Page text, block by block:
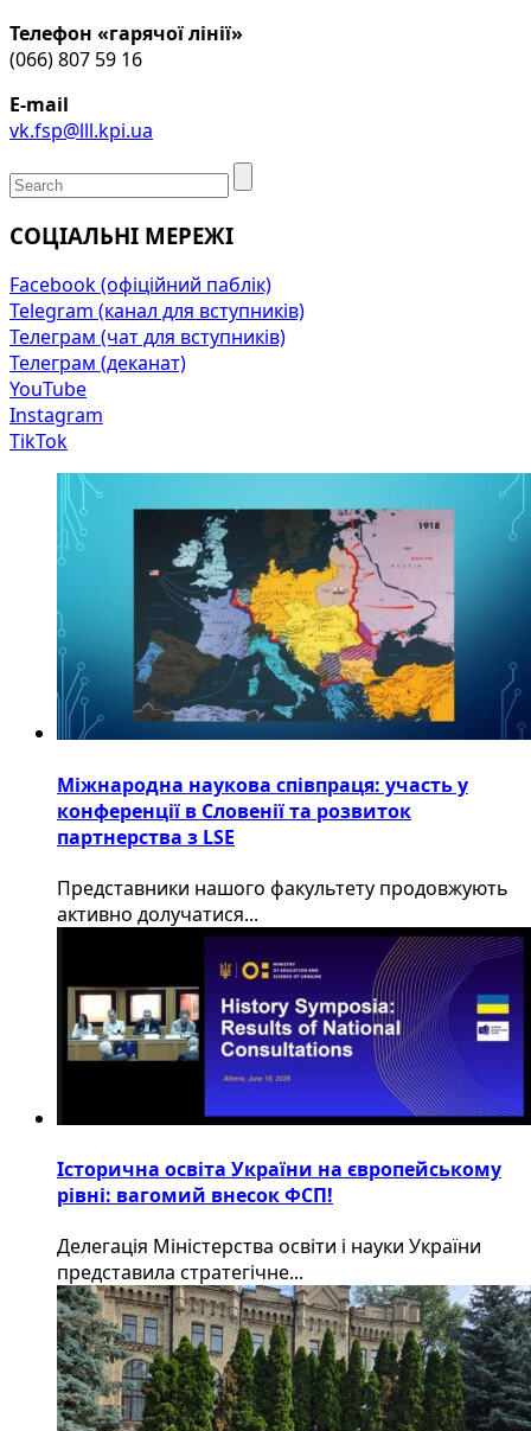
Телефон «гарячої лінії»
(066) 807 59 16
E-mail
vk.fsp@lll.kpi.ua
СОЦІАЛЬНІ МЕРЕЖІ
Facebook (офіційний паблік)
Telegram (канал для вступників)
Телеграм (чат для вступників)
Телеграм (деканат)
YouTube
Instagram
TikTok
Міжнародна наукова співпраця: участь у
конференції в Словенії та розвиток
партнерства з LSE
​Представники нашого факультету продовжують
активно долучатися...
Історична освіта України на європейському
рівні: вагомий внесок ФСП!
Делегація Міністерства освіти і науки України
представила стратегічне...